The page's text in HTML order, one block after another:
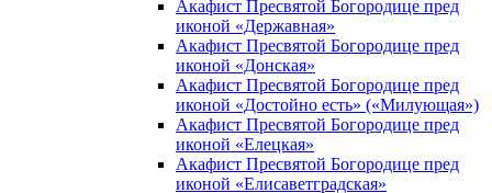
Акафист Пресвятой Богородице пред
иконой «Державная»
Акафист Пресвятой Богородице пред
иконой «Донская»
Акафист Пресвятой Богородице пред
иконой «Достойно есть» («Милующая»)
Акафист Пресвятой Богородице пред
иконой «Елецкая»
Акафист Пресвятой Богородице пред
иконой «Елисаветградская»